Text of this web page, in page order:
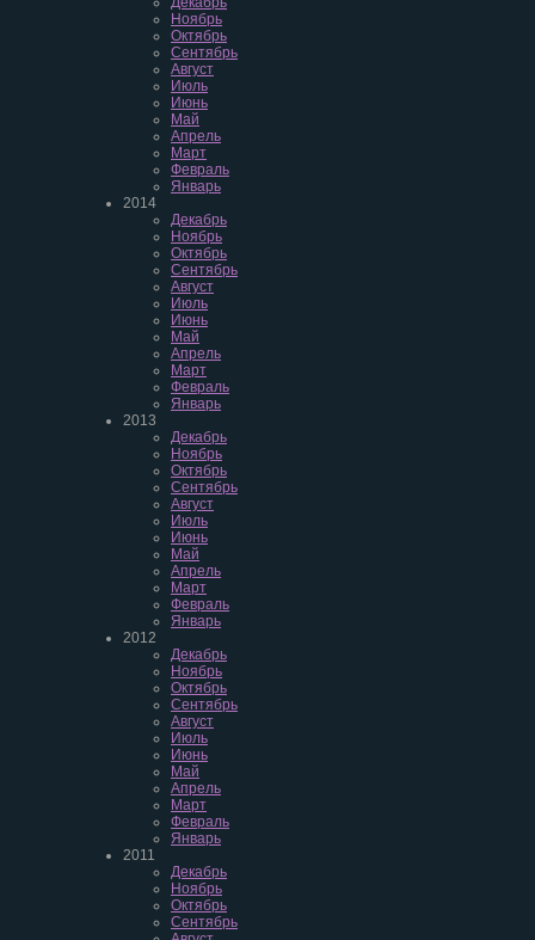
Ноябрь
Октябрь
Сентябрь
Август
Июль
Июнь
Май
Апрель
Март
Февраль
Январь
2014
Декабрь
Ноябрь
Октябрь
Сентябрь
Август
Июль
Июнь
Май
Апрель
Март
Февраль
Январь
2013
Декабрь
Ноябрь
Октябрь
Сентябрь
Август
Июль
Июнь
Май
Апрель
Март
Февраль
Январь
2012
Декабрь
Ноябрь
Октябрь
Сентябрь
Август
Июль
Июнь
Май
Апрель
Март
Февраль
Январь
2011
Декабрь
Ноябрь
Октябрь
Сентябрь